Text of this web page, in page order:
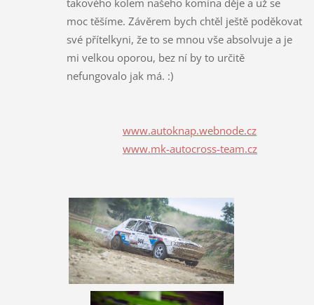
takového kolem našeho komína děje a už se
moc těšíme. Závěrem bych chtěl ještě poděkovat
své přítelkyni, že to se mnou vše absolvuje a je
mi velkou oporou, bez ní by to určitě
nefungovalo jak má. :)
www.autoknap.webnode.cz
www.mk-autocross-team.cz